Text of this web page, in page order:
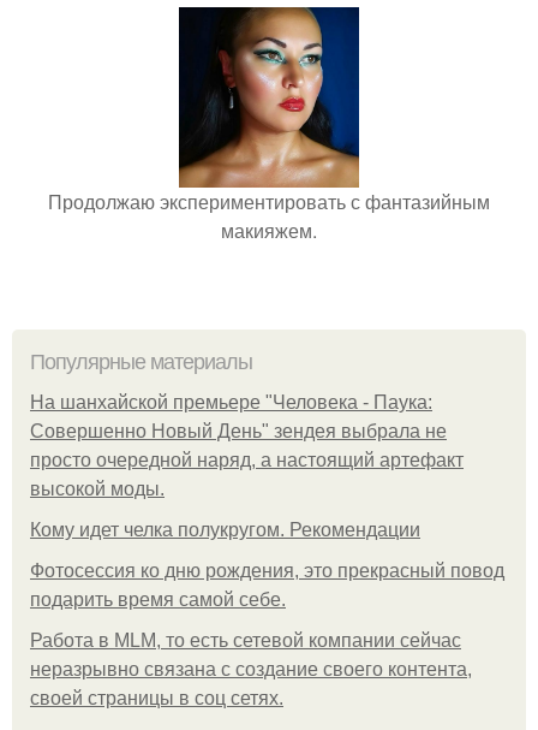
Продолжаю экспериментировать с фантазийным
макияжем.
Популярные материалы
На шанхайской премьере "Человека - Паука:
Совершенно Новый День" зендея выбрала не
просто очередной наряд, а настоящий артефакт
высокой моды.
Кому идет челка полукругом. Рекомендации
Фотосессия ко дню рождения, это прекрасный повод
подарить время самой себе.
Работа в MLM, то есть сетевой компании сейчас
неразрывно связана с создание своего контента,
своей страницы в соц сетях.